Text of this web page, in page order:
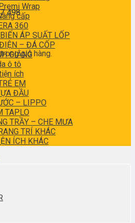
498
giỏ hàng.
Wrap
cấp
360
ÁP SUẤT LỐP
– ĐÁ CỐP
GIẰNG
ô tô
ích
EM
ĐẦU
– LIPPO
TAPLO
TRẦY – CHE MƯA
TRÍ KHÁC
ÍCH KHÁC